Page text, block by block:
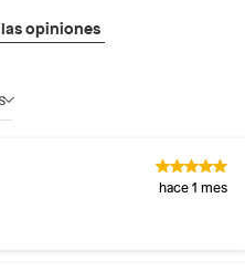
opiniones
hace 1 mes